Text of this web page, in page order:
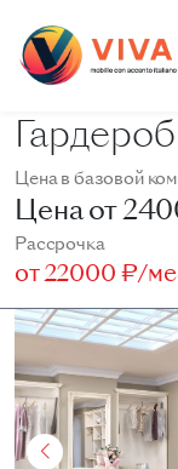
Цена в базовой
Цена от
Рассрочка
от22000 ₽/